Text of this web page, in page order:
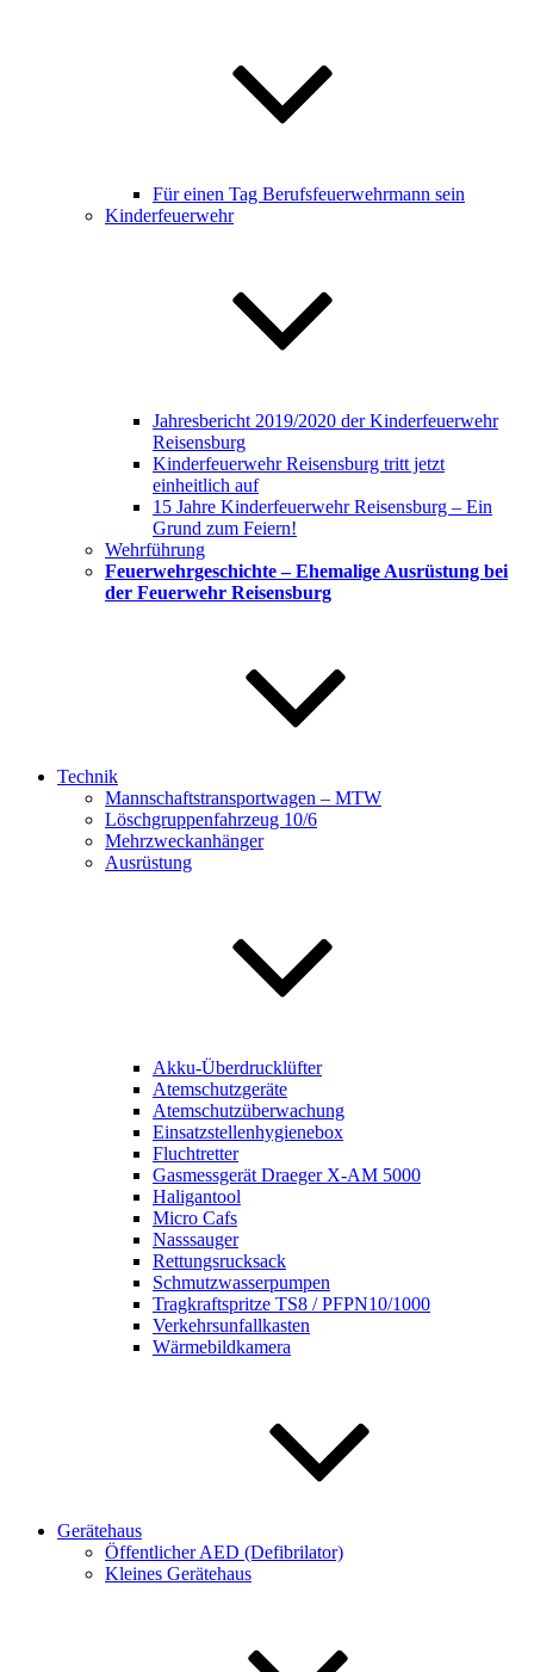
Für einen Tag Berufsfeuerwehrmann sein
Kinderfeuerwehr
Jahresbericht 2019/2020 der Kinderfeuerwehr
Reisensburg
Kinderfeuerwehr Reisensburg tritt jetzt
einheitlich auf
15 Jahre Kinderfeuerwehr Reisensburg – Ein
Grund zum Feiern!
Wehrführung
Feuerwehrgeschichte – Ehemalige Ausrüstung bei
der Feuerwehr Reisensburg
Technik
Mannschaftstransportwagen – MTW
Löschgruppenfahrzeug 10/6
Mehrzweckanhänger
Ausrüstung
Akku-Überdrucklüfter
Atemschutzgeräte
Atemschutzüberwachung
Einsatzstellenhygienebox
Fluchtretter
Gasmessgerät Draeger X-AM 5000
Haligantool
Micro Cafs
Nasssauger
Rettungsrucksack
Schmutzwasserpumpen
Tragkraftspritze TS8 / PFPN10/1000
Verkehrsunfallkasten
Wärmebildkamera
Gerätehaus
Öffentlicher AED (Defibrilator)
Kleines Gerätehaus